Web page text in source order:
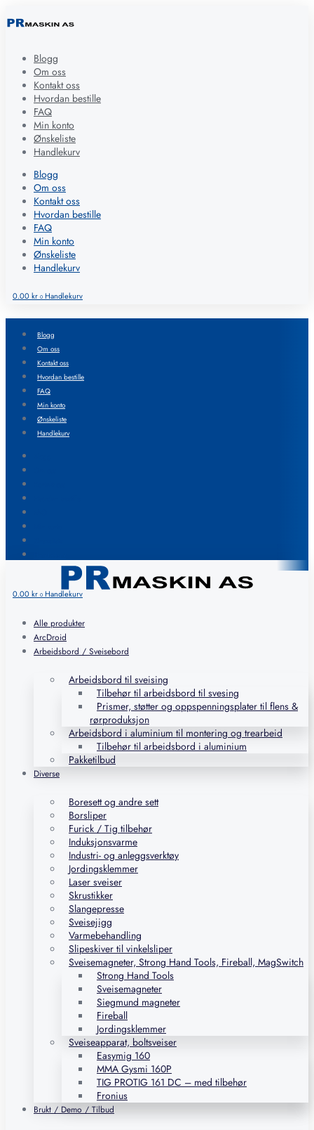
Blogg
Om oss
Kontakt oss
Hvordan bestille
FAQ
Min konto
Ønskeliste
Handlekurv
Blogg
Om oss
Kontakt oss
Hvordan bestille
FAQ
Min konto
Ønskeliste
Handlekurv
0.00kr 0 Handlekurv
Blogg
Om oss
Kontakt oss
Hvordan bestille
FAQ
Min konto
Ønskeliste
Handlekurv
0.00kr 0 Handlekurv
Alle produkter
ArcDroid
Arbeidsbord / Sveisebord
Arbeidsbord til sveising
Tilbehør til arbeidsbord til svesing
Prismer, støtter og oppspenningsplater til flens &
rørproduksjon
Arbeidsbord i aluminium til montering og trearbeid
Tilbehør til arbeidsbord i aluminium
Pakketilbud
Diverse
Boresett og andre sett
Borsliper
Furick / Tig tilbehør
Induksjonsvarme
Industri- og anleggsverktøy
Jordingsklemmer
Laser sveiser
Skrustikker
Slangepresse
Sveisejigg
Varmebehandling
Slipeskiver til vinkelsliper
Sveisemagneter, Strong Hand Tools, Fireball, MagSwitch
Strong Hand Tools
Sveisemagneter
Siegmund magneter
Fireball
Jordingsklemmer
Sveiseapparat, boltsveiser
Easymig 160
MMA Gysmi 160P
TIG PROTIG 161 DC – med tilbehør
Fronius
Brukt / Demo / Tilbud